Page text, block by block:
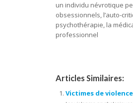
un individu névrotique
obsessionnels, l’auto-
psychothérapie, la
professionnel
Articles Similaires:
Victimes de